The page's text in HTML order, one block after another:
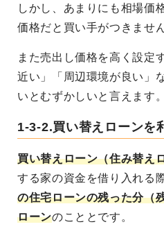
しかし、あまりにも相場価
価格だと買い手がつきません
また売出し価格を高く設定
近い」「周辺環境が良い」
いとむずかしいと言えます。
1-3-2.買い替えローンを
買い替えローン（住み替え
する家の資金を借り入れる
の住宅ローンの残った分（
ローンのこととです。